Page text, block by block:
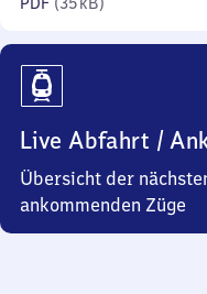
Live Abfahrt /
Übersicht der
ankommenden Züge